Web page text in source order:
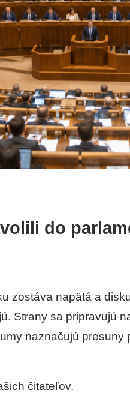
do
zostáva napätá a
Strany sa pripravujú
naznačujú presuny
čitateľov.